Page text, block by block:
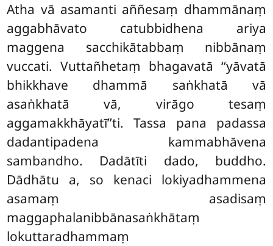
Atha vā asamanti aññesaṃ dhammānaṃ
aggabhāvato catubbidhena ariya
maggena sacchikātabbaṃ nibbānaṃ
vuccati. Vuttañhetaṃ bhagavatā ‘‘yāvatā
bhikkhave dhammā saṅkhatā vā
asaṅkhatā vā, virāgo tesaṃ
aggamakkhāyatī’’ti. Tassa pana padassa
dadantipadena kammabhāvena
sambandho. Dadātīti dado, buddho.
Dādhātu a, so kenaci lokiyadhammena
asamaṃ asadisaṃ
maggaphalanibbānasaṅkhātaṃ
lokuttaradhammaṃ